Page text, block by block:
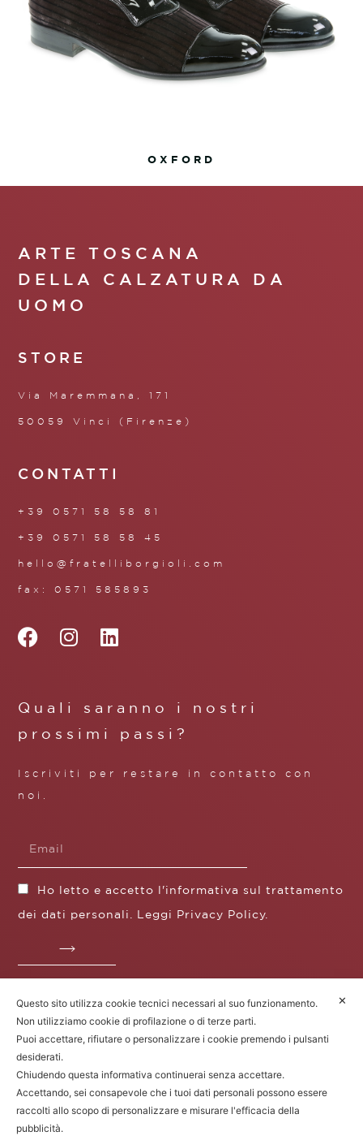
OXFORD
ARTE TOSCANA
DELLA CALZATURA DA
UOMO
STORE
Via Maremmana, 171
50059 Vinci (Firenze)
CONTATTI
+39 0571 58 58 81
+39 0571 58 58 45
hello@fratelliborgioli.com
fax: 0571 585893
Quali saranno i nostri
prossimi passi?
Iscriviti per restare in contatto con
noi.
Ho letto e accetto l'informativa sul trattamento
dei dati personali. Leggi Privacy Policy
Operazione / progetto co-finanziato dal POS FESR
Toscana 2014-2020
Fratelli Borgioli Srl – Via
✕
Questo sito utilizza cookie tecnici necessari al suo funzionamento.
Non utilizziamo cookie di profilazione o di terze parti.
Puoi accettare, rifiutare o personalizzare i cookie premendo i pulsanti
desiderati.
Chiudendo questa informativa continuerai senza accettare.
Accettando, sei consapevole che i tuoi dati personali possono essere
raccolti allo scopo di personalizzare e misurare l'efficacia della
pubblicità.